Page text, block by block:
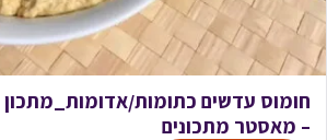
חומוס עדשים כתומות/אדומות_מתכון
– מאסטר מתכונים